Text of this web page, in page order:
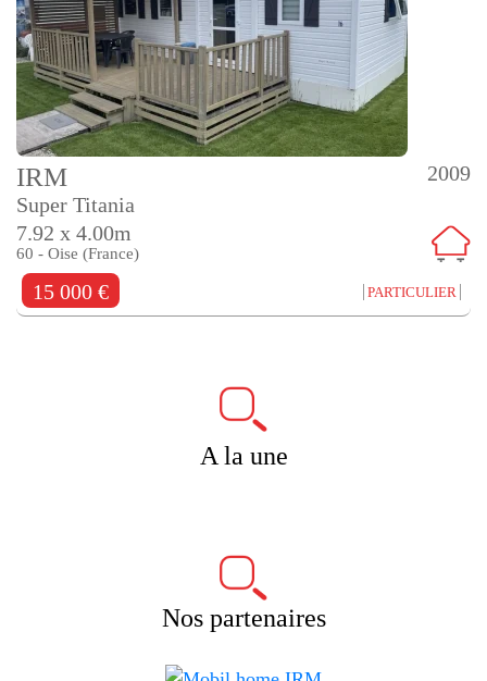
2009
IRM
Super Titania
7.92 x 4.00m
60 - Oise (France)
15 000 € PARTICULIER
A la une
Nos partenaires